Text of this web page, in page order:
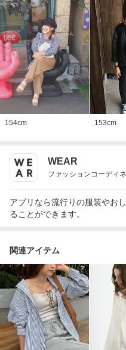
154cm 153cm
WEAR
ファッションコーディ
アプリなら流行りの服装やお
ることができます。
関連アイテム